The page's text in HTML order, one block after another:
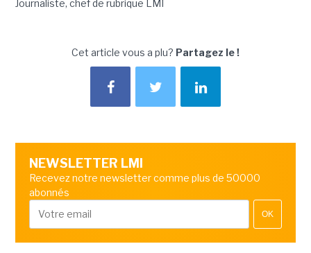
Journaliste, chef de rubrique LMI
Cet article vous a plu? Partagez le !
NEWSLETTER LMI
Recevez notre newsletter comme plus de 50000
abonnés
OK